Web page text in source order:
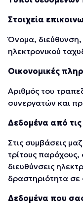
Στοιχεία
Όνομα,
ηλεκτρονικού
Οικονομικές
Αριθμός του
συνεργατών και
Δεδομένα από
Στις συμβάσεις
τρίτους
διευθύνσεις
δραστηριότητα
Δεδομένα που